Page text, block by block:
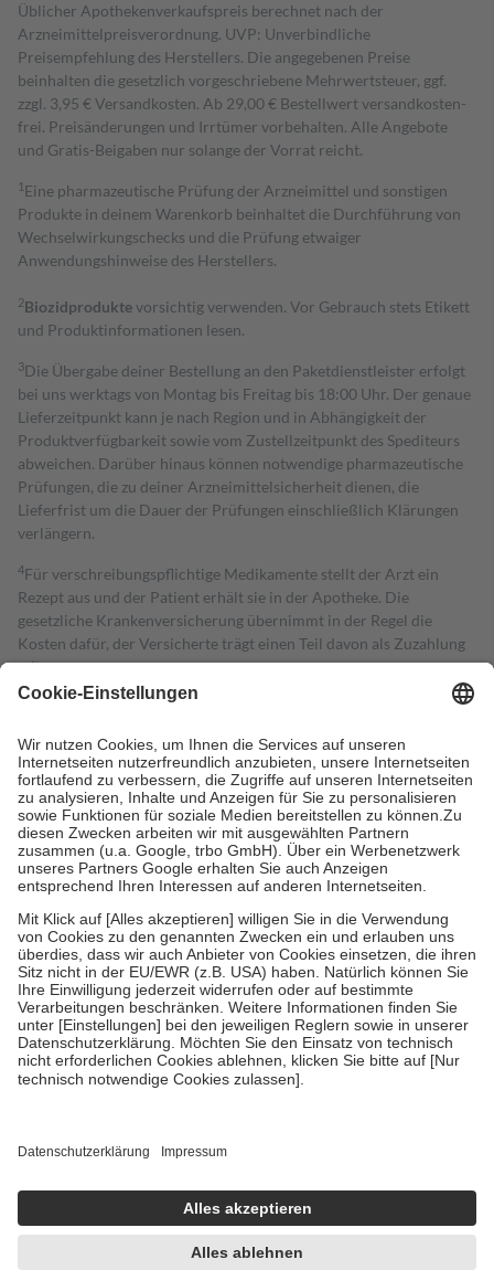
Üblicher Apothekenverkaufspreis berechnet nach der
Arzneimittelpreisverordnung. UVP: Unverbindliche
Preisempfehlung des Herstellers. Die angegebenen Preise
beinhalten die gesetzlich vorgeschriebene Mehrwertsteuer, ggf.
zzgl. 3,95 € Versandkosten. Ab 29,00 € Bestell­wert versand­kosten­
frei. Preisänderungen und Irrtümer vorbehalten. Alle Angebote
und Gratis-Beigaben nur solange der Vorrat reicht.
1 Eine pharmazeutische Prüfung der Arzneimittel und sonstigen
Produkte in deinem Warenkorb beinhaltet die Durchführung von
Wechselwirkungschecks und die Prüfung etwaiger
Anwendungshinweise des Herstellers.
2Biozidproduktevorsichtig verwenden. Vor Gebrauch stets Etikett
und Produktinformationen lesen.
3Die Übergabe deiner Bestellung an den Paketdienstleister erfolgt
bei uns werktags von Montag bis Freitag bis 18:00 Uhr. Der genaue
Lieferzeitpunkt kann je nach Region und in Abhängigkeit der
Produktverfügbarkeit sowie vom Zustellzeitpunkt des Spediteurs
abweichen. Darüber hinaus können notwendige pharmazeutische
Prüfungen, die zu deiner Arzneimittelsicherheit dienen, die
Lieferfrist um die Dauer der Prüfungen einschließlich Klärungen
verlängern.
4Für verschreibungspflichtige Medikamente stellt der Arzt ein
Rezept aus und der Patient erhält sie in der Apotheke. Die
gesetzliche Krankenversicherung übernimmt in der Regel die
Kosten dafür, der Versicherte trägt einen Teil davon als Zuzahlung
mit.
Grundsätzlich leisten Mitglieder Zuzahlungen in Höhe von zehn
höchstens zehn Euro.
Es sind jedoch nie mehr als die tatsächlichen
Kosten der Leistung zu entrichten.
Diese Regeln gelten grundsätzlich auch für Online-Apotheken.
Bei Heilmitteln und häuslicher Krankenpflege beträgt die
Zuzahlung zehn Prozent der Kosten sowie zehn Euro je
Verordnung.
Um das Engagement der Versicherten für ihre eigene Gesundheit zu
stärken und die besondere Stellung der Familie zu unterstützen,
fallenkeine Zuzahlungenan bei:
• Kindern und Jugendlichen bis zum vollendeten 18. Lebensjahr
mit Ausnahme der Fahrkosten
• Untersuchungen zur Vorsorge und Früherkennung, die von der
GKV getragen werden
• empfohlenen Schutzimpfungen
• Harn- und Blutteststreifen
getroffen, um sicherzustellen, dass es sich um echte Bewertungen
https://help.etrusted.com/hc/de/articles/4419944605341
Einige Bilder und Inhalte wurden unter Zuhilfenahme künstlicher